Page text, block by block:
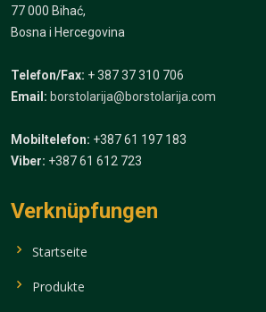
77 000 Bihać,
Bosna i Hercegovina
Telefon/Fax: + 387 37 310 706
Email: borstolarija@borstolarija.com
Mobiltelefon: +387 61 197 183
Viber: +387 61 612 723
Verknüpfungen
Startseite
Produkte